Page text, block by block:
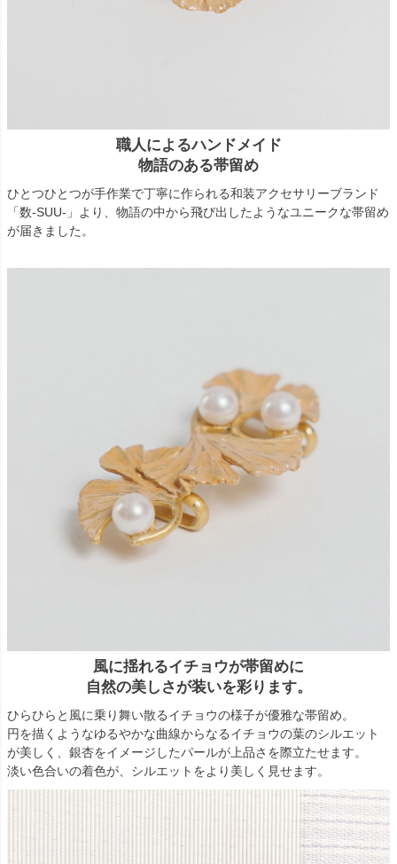
職人によるハンドメイド
物語のある帯留め
ひとつひとつが手作業で丁寧に作られる和装アクセサリーブランド
「数-SUU-」より、物語の中から飛び出したようなユニークな帯留め
が届きました。
風に揺れるイチョウが帯留めに
自然の美しさが装いを彩ります。
ひらひらと風に乗り舞い散るイチョウの様子が優雅な帯留め。
円を描くようなゆるやかな曲線からなるイチョウの葉のシルエット
が美しく、銀杏をイメージしたパールが上品さを際立たせます。
淡い色合いの着色が、シルエットをより美しく見せます。